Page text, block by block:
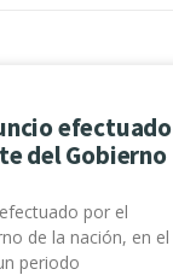
efectuado
del Gobierno
por el
de la nación, en el
periodo